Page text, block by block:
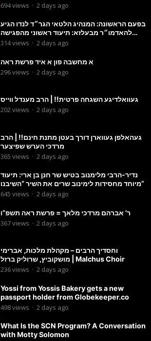
694views · 2 days ago
בפעם הראשונה: המנהיג הלטאי הגר״ד לנדו הגיע
להאדמו״ר מבעלזא: תיעוד ראשוני מהפגישה
הנדירה
314views · 2 days ago
א מחשבה פון א איד פרשת ראה
296views · 2 days ago
געוואלדיגע השגחה פרטית!! | הרב מענדל ווייס
202views · 2 days ago
געהאלפן געווארן דורך בעטן מתנת חינם!! | הרב
מרדכי הערש שפיצער
365 views · 2 days ago
נדיר-הרבי מלימנוב בטיש שר חנן בן ארי: תיעוד
מיוחד מחסידות לימינוב שרים את השיר “השיבנו”
645 views · 2 days ago
ר’ אברהם מרדכי מלאך = פרשת ראה תשפ”ו
367views · 2 days ago
וחסדיך הרבים – מקהלת מלכות, אברימי
מושקוביץ, שרוליק ברזל | Malchus Choir
236views · 2 days ago
Yossi from Yossis Bakery gets a new
passport holder from Globekeeper.co
498views · 2 days ago
What Is the SCN Program? A Conversation
with Motty Solomon